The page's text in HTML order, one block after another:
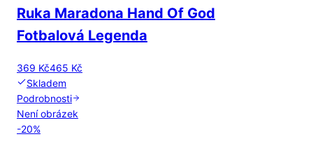
Ruka Maradona Hand Of God
Fotbalová Legenda
369 Kč465 Kč
Skladem
Podrobnosti
Není obrázek
-20%